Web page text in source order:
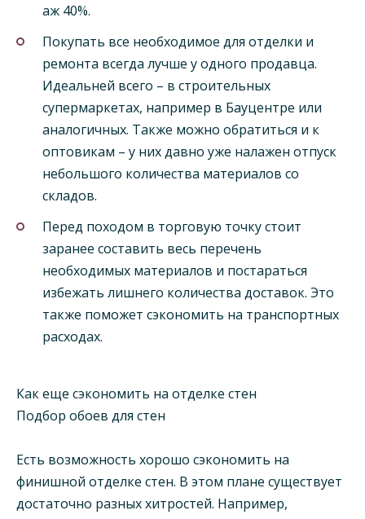
аж 40%.
Покупать все необходимое для отделки и
ремонта всегда лучше у одного продавца.
Идеальней всего – в строительных
супермаркетах, например в Бауцентре или
аналогичных. Также можно обратиться и к
оптовикам – у них давно уже налажен отпуск
небольшого количества материалов со
складов.
Перед походом в торговую точку стоит
заранее составить весь перечень
необходимых материалов и постараться
избежать лишнего количества доставок. Это
также поможет сэкономить на транспортных
расходах.
Как еще сэкономить на отделке стен
Подбор обоев для стен
Есть возможность хорошо сэкономить на
финишной отделке стен. В этом плане существует
достаточно разных хитростей. Например,